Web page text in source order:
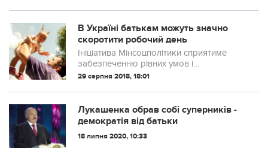
В Україні батькам можуть значно
скоротити робочий день
Ініціатива Мінсоцполітики сприятиме
забезпеченню рівних умов і
можливостей для виконання батьками
догляду за ними.
29 серпня 2018, 18:01
Лукашенка обрав собі суперників -
демократія від батьки
18 липня 2020, 10:33